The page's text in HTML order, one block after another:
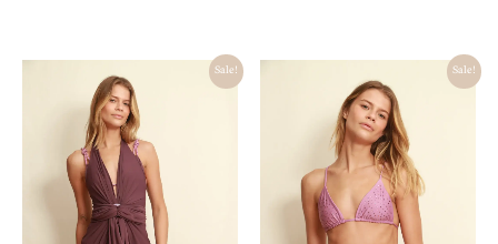
Sale!
preço
original
era:
R$ 398,00.R$ 318,00.
Sale!
preço
original
era:
R$ 506,00.
preço
atual
é:
R$ 355,00.